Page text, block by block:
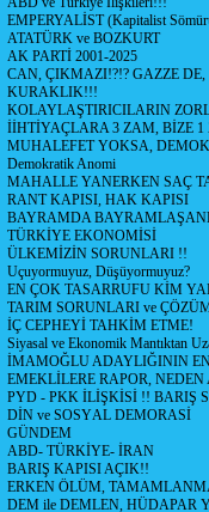
EMPERYALİST (Kapitalist
ATATÜRK ve BOZKURT
AK PARTİ 2001-2025
CAN, ÇIKMAZI!?!? GAZZE
KURAKLIK!!!
KOLAYLAŞTIRICILARIN
İİHTİYAÇLARA 3 ZAM, BİZE
MUHALEFET YOKSA,
Demokratik Anomi
MAHALLE YANERKEN SAÇ
RANT KAPISI, HAK KAPISI
BAYRAMDA
TÜRKİYE EKONOMİSİ
ÜLKEMİZİN SORUNLARI !!
Uçuyormuyuz, Düşüyormuyuz?
EN ÇOK TASARRUFU KİM
TARIM SORUNLARI ve
İÇ CEPHEYİ TAHKİM ETME!
Siyasal ve Ekonomik Mantıktan
İMAMOĞLU ADAYLIĞININ
EMEKLİLERE RAPOR,
PYD - PKK İLİŞKİSİ !! BARIŞ
DİN ve SOSYAL DEMORASİ
GÜNDEM
ABD- TÜRKİYE- İRAN
BARIŞ KAPISI AÇIK!!
ERKEN ÖLÜM,
DEM ile DEMLEN, HÜDAPAR